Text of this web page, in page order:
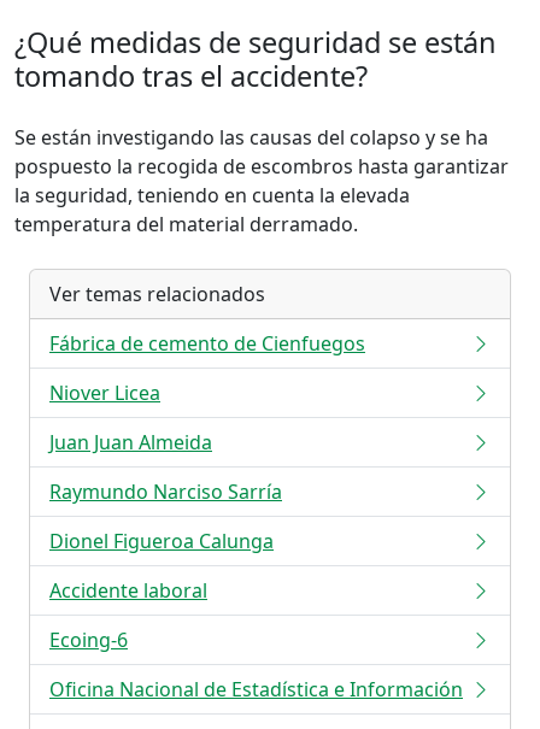
¿Qué medidas de seguridad se están
tomando tras el accidente?
Se están investigando las causas del colapso y se ha
pospuesto la recogida de escombros hasta garantizar
la seguridad, teniendo en cuenta la elevada
temperatura del material derramado.
Ver temas relacionados
Fábrica de cemento de Cienfuegos
Niover Licea
Juan Juan Almeida
Raymundo Narciso Sarría
Dionel Figueroa Calunga
Accidente laboral
Ecoing-6
Oficina Nacional de Estadística e Información